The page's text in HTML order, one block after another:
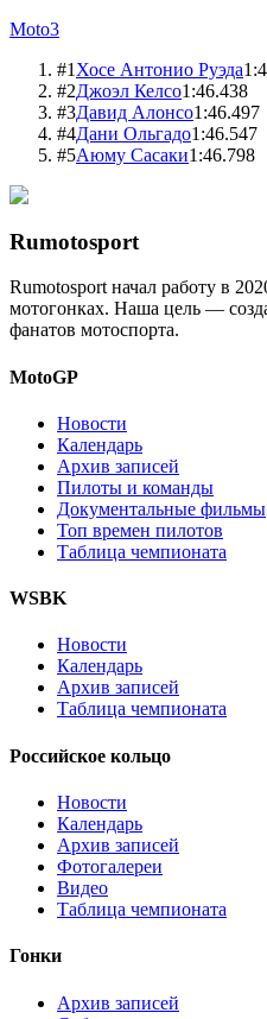
Moto3
#1 Хосе Антонио Руэда
#2Джоэл Келсо1:46.438
#3Давид Алонсо1:46.497
#4Дани Ольгадо1:46.547
#5Аюму Сасаки1:46.798
Rumotosport
Rumotosport начал работу в
мотогонках. Наша цель —
фанатов мотоспорта.
MotoGP
Новости
Календарь
Архив записей
Пилоты и команды
Документальные фильмы
Топ времен пилотов
Таблица чемпионата
WSBK
Новости
Календарь
Архив записей
Таблица чемпионата
Российское кольцо
Новости
Календарь
Архив записей
Фотогалереи
Видео
Таблица чемпионата
Гонки
Архив записей